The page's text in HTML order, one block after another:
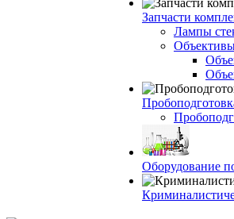
Запчасти
Лампы
Оборудование